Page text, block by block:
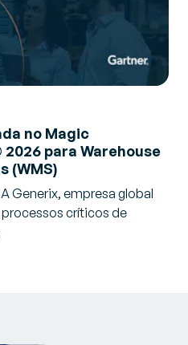
no Magic
para Warehouse
(WMS)
Generix, empresa global
críticos de